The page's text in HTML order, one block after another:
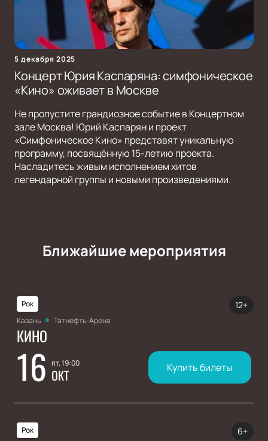
5 декабря 2025
Концерт Юрия Каспаряна: симфоническое
«Кино» оживает в Москве
Не пропустите грандиозное событие в Концертном
зале Москва! Юрий Каспарян и проект
«Симфоническое Кино» представят уникальную
программу, посвящённую 15-летию проекта.
Насладитесь живым исполнением хитов
легендарной группы и новыми произведениями.
Ближайшие мероприятия
Рок
Казань
Татнефть-Арена
КИНО
16 пт, 19:00
ОКТ
12+
Купить билеты
Рок
6+